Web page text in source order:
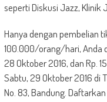
seperti Diskusi Jazz, Klinik
Hanya dengan pembelian
100.000/orang/hari, Anda
28 Oktober 2016, dan Rp.
Sabtu, 29 Oktober 2016 di
No. 83, Bandung.